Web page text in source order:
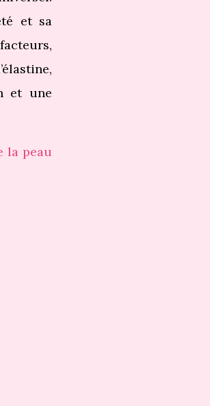
et sa
et une
la peau